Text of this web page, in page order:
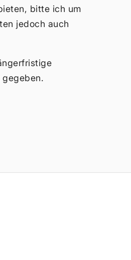
bitte ich um
jedoch auch
gegeben.